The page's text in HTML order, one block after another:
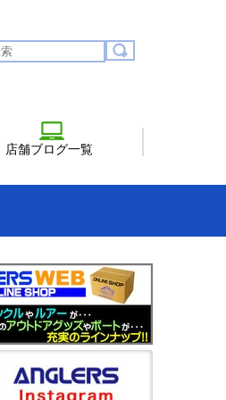
店舗ブログ一覧